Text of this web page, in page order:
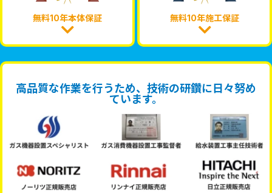
無料10年本体保証 無料10年施工保証
高品質な作業を行うため、技術の研鑽に日々努め
ています。